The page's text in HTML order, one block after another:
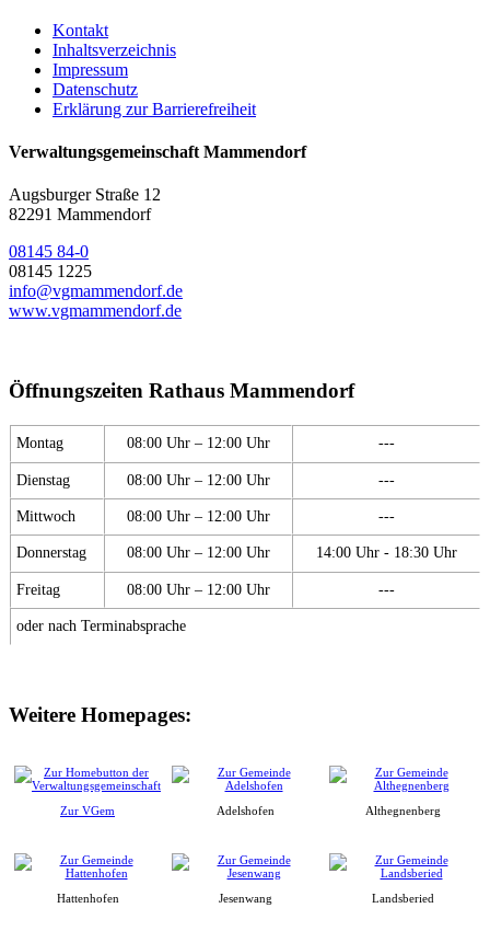
Kontakt
Inhaltsverzeichnis
Impressum
Datenschutz
Erklärung zur Barrierefreiheit
Verwaltungsgemeinschaft Mammendorf
Augsburger Straße 12
82291 Mammendorf
08145 84-0
08145 1225
info@vgmammendorf.de
www.vgmammendorf.de
Öffnungszeiten Rathaus Mammendorf
Montag 08:00 Uhr – 12:00 Uhr ---
Dienstag 08:00 Uhr – 12:00 Uhr ---
Mittwoch 08:00 Uhr – 12:00 Uhr ---
Donnerstag 08:00 Uhr – 12:00 Uhr 14:00 Uhr - 18:30 Uhr
Freitag 08:00 Uhr – 12:00 Uhr ---
oder nach Terminabsprache
Weitere Homepages:
Zur VGem Adelshofen Althegnenberg
Hattenhofen Jesenwang Landsberied